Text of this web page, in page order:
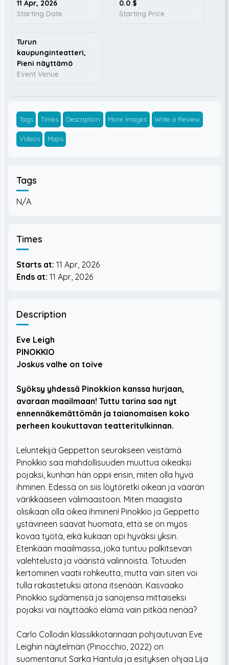
11 Apr, 2026
Starting Date
0.0 $
Starting Price
Turun
kaupunginteatteri,
Pieni näyttämö
Event Venue
Tags Times Description More Images Write a Review
Videos Maps
Tags
N/A
Times
Starts at: 11 Apr, 2026
Ends at: 11 Apr, 2026
Description
Eve Leigh
PINOKKIO
Joskus valhe on toive
Syöksy yhdessä Pinokkion kanssa hurjaan,
avaraan maailmaan! Tuttu tarina saa nyt
ennennäkemättömän ja taianomaisen koko
perheen koukuttavan teatteritulkinnan.
Leluntekijä Geppetton seurakseen veistämä
Pinokkio saa mahdollisuuden muuttua oikeaksi
pojaksi, kunhan hän oppii ensin, miten olla hyvä
ihminen. Edessä on siis löytöretki oikean ja väärän
värikkääseen välimaastoon. Miten maagista
olisikaan olla oikea ihminen! Pinokkio ja Geppetto
ystävineen saavat huomata, että se on myös
kovaa työtä, eikä kukaan opi hyväksi yksin.
Etenkään maailmassa, joka tuntuu palkitsevan
valehtelusta ja vääristä valinnoista. Totuuden
kertominen vaatii rohkeutta, mutta vain siten voi
tulla rakastetuksi aitona itsenään. Kasvaako
Pinokkio sydämensä ja sanojensa mittaiseksi
pojaksi vai näyttääkö elämä vain pitkää nenää?
Carlo Collodin klassikkotarinaan pohjautuvan Eve
Leighin näytelmän (Pinocchio, 2022) on
suomentanut Sarka Hantula ja esityksen ohjaa Lija